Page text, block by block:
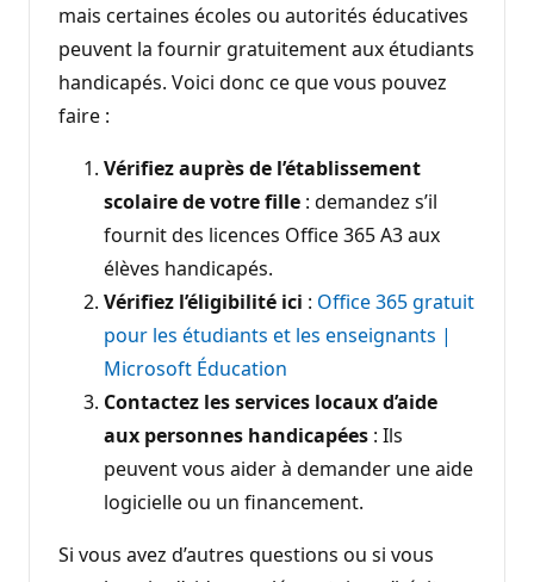
mais certaines écoles ou autorités éducatives
peuvent la fournir gratuitement aux étudiants
handicapés. Voici donc ce que vous pouvez
faire :
Vérifiez auprès de l’établissement
scolaire de votre fille : demandez s’il
fournit des licences Office 365 A3 aux
élèves handicapés.
Vérifiez l’éligibilité ici : Office 365 gratuit
pour les étudiants et les enseignants |
Microsoft Éducation
Contactez les services locaux d’aide
aux personnes handicapées : Ils
peuvent vous aider à demander une aide
logicielle ou un financement.
Si vous avez d’autres questions ou si vous